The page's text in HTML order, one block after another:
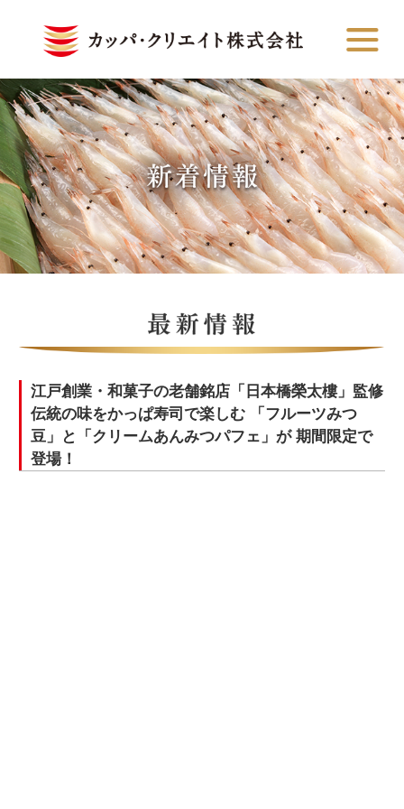
江戸創業・和菓子の老舗銘店「日本橋榮太樓」監修
伝統の味をかっぱ寿司で楽しむ 「フルーツみつ
豆」と「クリームあんみつパフェ」が 期間限定で
登場！